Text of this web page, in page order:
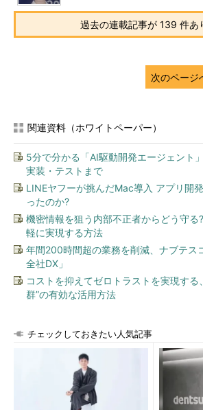
2000年ごろ、父が買ったPCが初め
が夜遅くまでPCを分解したり組み立てた
やったものとか覚えていますか。主にゲー
張さん 記憶にあるのはゲームより、アニ
たことですね。主に中国のアニメですが、
したよ、『クレヨンしんちゃん』とか。
編集 中
村
日本のアニメを見ていた、
ーでもいらっしゃいました
ね。世代によって違いはある
『キャプテン翼』などが挙が
り、中国だと『
ドラえもん』
『クレヨンしんちゃん』
『SLAM DUNK』などが人気
なようです。
過去の連載記事が 139 件あ
次のページ
関連資料（ホワイトペーパー）
5分で分かる「AI駆動開発エージェント
実装・テストまで
LINEヤフーが挑んだMac導入 アプリ開
ったのか?
機密情報を狙う内部不正者からどう守る
軽に実現する方法
年間200時間超の業務を削減、ナブテス
全社DX」
コストを抑えてゼロトラストを実現す
群”の有効な活用方法
チェックしておきたい人気記事